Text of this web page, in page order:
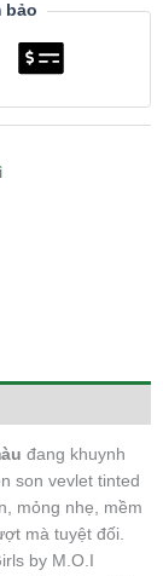
bảo
đang khuynh
son vevlet tinted
mỏng nhẹ, mềm
mà tuyệt đối.
by M.O.I